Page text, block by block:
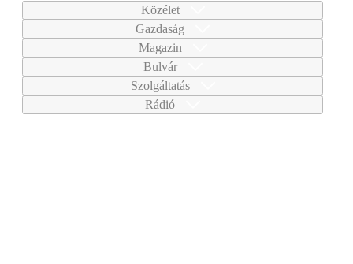
Közélet
Gazdaság
Magazin
Bulvár
Szolgáltatás
Rádió